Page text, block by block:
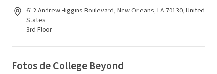
612 Andrew Higgins Boulevard, New Orleans, LA 70130, United
States
3rd Floor
Fotos de College Beyond